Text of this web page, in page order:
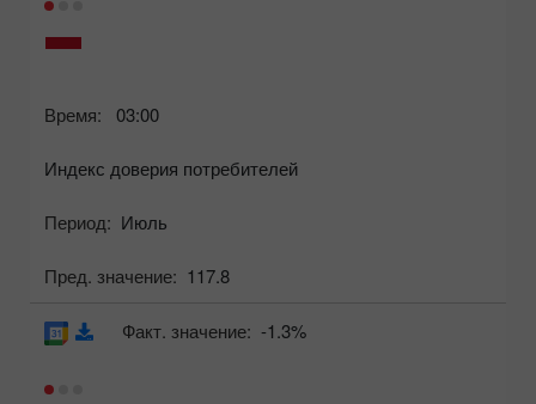
Время: 03:00
Индекс доверия потребителей
Период: Июль
Пред. значение: 117.8
Факт. значение: -1.3%